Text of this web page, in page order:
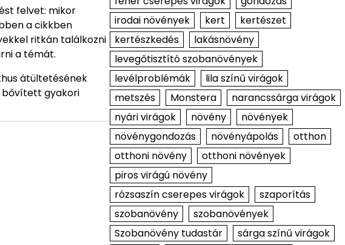
felvet: mikor
a cikkben
ritkán találkozni
a témát.
átültetésének
bővített gyakori
irodai növények
kert
kertészet
kertészkedés
lakásnövény
levegőtisztító szobanövények
levélproblémák
lila színű virágok
metszés
Monstera
narancssárga virágok
nyári virágok
növény
növények
növénygondozás
növényápolás
otthon
otthoni növény
otthoni növények
piros virágú növény
rózsaszín cserepes virágok
szaporítás
szobanövény
szobanövények
Szobanövény tudastár
sárga színű virágok